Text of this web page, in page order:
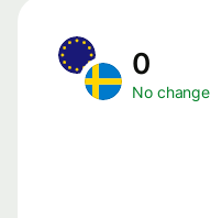
0
No change